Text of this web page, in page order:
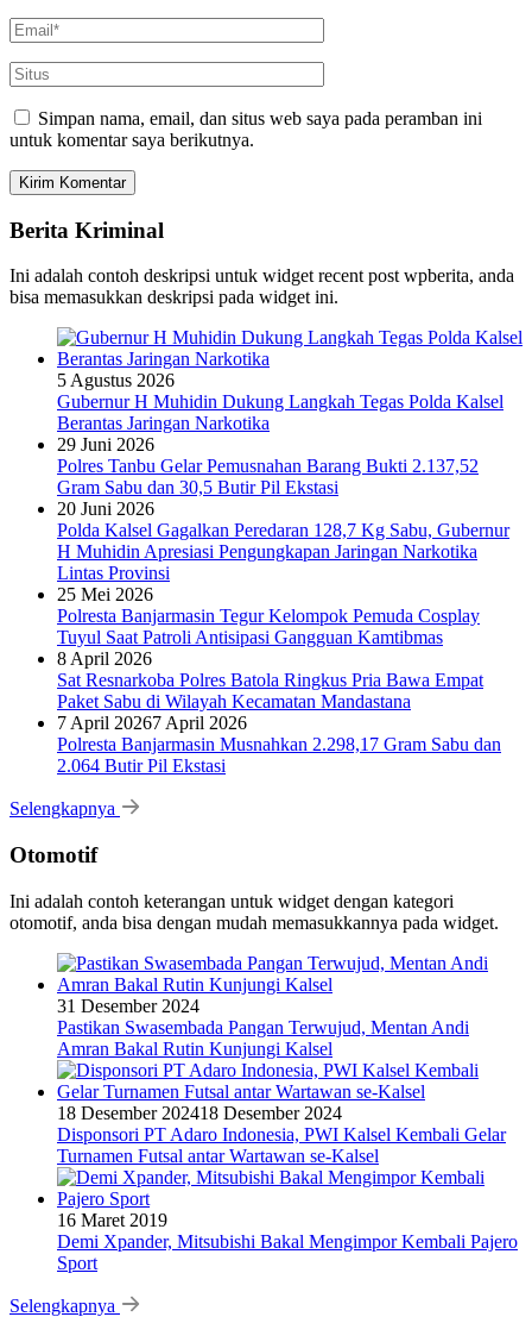
Simpan nama, email, dan situs web saya pada peramban ini
untuk komentar saya berikutnya.
Berita Kriminal
Ini adalah contoh deskripsi untuk widget recent post wpberita, anda
bisa memasukkan deskripsi pada widget ini.
5 Agustus 2026
Gubernur H Muhidin Dukung Langkah Tegas Polda Kalsel
Berantas Jaringan Narkotika
29 Juni 2026
Polres Tanbu Gelar Pemusnahan Barang Bukti 2.137,52
Gram Sabu dan 30,5 Butir Pil Ekstasi
20 Juni 2026
Polda Kalsel Gagalkan Peredaran 128,7 Kg Sabu, Gubernur
H Muhidin Apresiasi Pengungkapan Jaringan Narkotika
Lintas Provinsi
25 Mei 2026
Polresta Banjarmasin Tegur Kelompok Pemuda Cosplay
Tuyul Saat Patroli Antisipasi Gangguan Kamtibmas
8 April 2026
Sat Resnarkoba Polres Batola Ringkus Pria Bawa Empat
Paket Sabu di Wilayah Kecamatan Mandastana
7 April 20267 April 2026
Polresta Banjarmasin Musnahkan 2.298,17 Gram Sabu dan
2.064 Butir Pil Ekstasi
Selengkapnya
Otomotif
Ini adalah contoh keterangan untuk widget dengan kategori
otomotif, anda bisa dengan mudah memasukkannya pada widget.
31 Desember 2024
Pastikan Swasembada Pangan Terwujud, Mentan Andi
Amran Bakal Rutin Kunjungi Kalsel
18 Desember 202418 Desember 2024
Disponsori PT Adaro Indonesia, PWI Kalsel Kembali Gelar
Turnamen Futsal antar Wartawan se-Kalsel
16 Maret 2019
Demi Xpander, Mitsubishi Bakal Mengimpor Kembali Pajero
Sport
Selengkapnya